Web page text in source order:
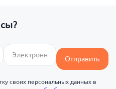
Отправить
своих персональных данных в